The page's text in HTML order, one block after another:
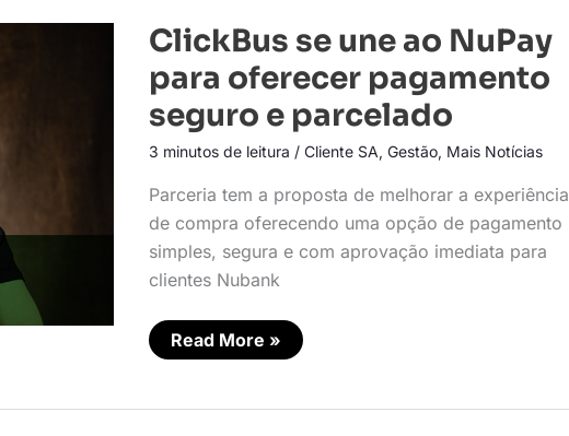
ClickBus se une ao NuPay
para oferecer pagamento
seguro e parcelado
3 minutos de leitura / Cliente SA, Gestão, Mais Notícias
Parceria tem a proposta de melhorar a experiência
de compra oferecendo uma opção de pagamento
simples, segura e com aprovação imediata para
clientes Nubank
ClickBus
se
une
ao
para
oferecer
pagamento
e
parcelado
Read More »